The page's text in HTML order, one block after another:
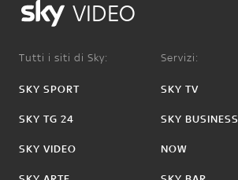
VIDEO
Tutti i siti di Sky:
SKY SPORT
SKY TG 24
SKY VIDEO
Servizi:
SKY TV
SKY BUSINESS
NOW